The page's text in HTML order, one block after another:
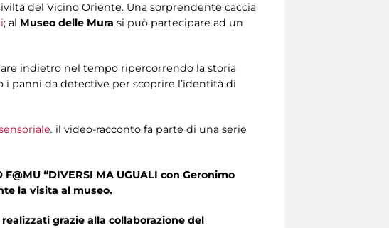
del Vicino Oriente. Una sorprendente caccia
; al Museo delle Mura si può partecipare ad un
indietro nel tempo ripercorrendo la storia
i panni da detective per scoprire l’identità di
. il video-racconto fa parte di una serie
“DIVERSI MA UGUALI con Geronimo
la visita al museo.
grazie alla collaborazione del